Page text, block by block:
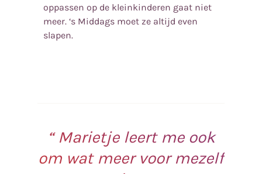
oppassen op de kleinkinderen gaat niet
meer. ‘s Middags moet ze altijd even
slapen.
Marietje leert me ook
om wat meer voor mezelf